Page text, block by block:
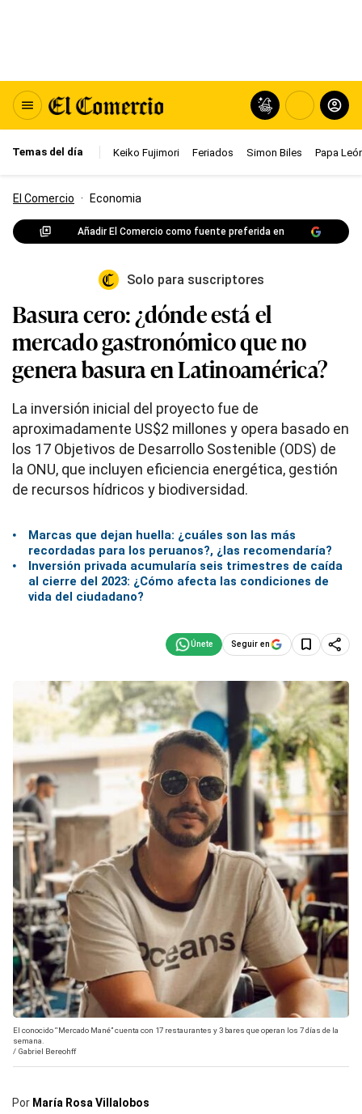
Temas del día Keiko Fujimori Feriados Simon Biles Papa
El Comercio · Economia
Añadir El Comercio como fuente preferida en
Solo para suscriptores
Basura cero: ¿dónde está el
mercado gastronómico que no
genera basura en Latinoamérica?
La inversión inicial del proyecto fue de
aproximadamente US$2 millones y opera basado en
los 17 Objetivos de Desarrollo Sostenible (ODS) de
la ONU, que incluyen eficiencia energética, gestión
de recursos hídricos y biodiversidad.
Marcas que dejan huella: ¿cuáles son las más
recordadas para los peruanos?, ¿las recomendaría?
Inversión privada acumularía seis trimestres de caída
al cierre del 2023: ¿Cómo afecta las condiciones de
vida del ciudadano?
Seguir en
El conocido “Mercado Mané” cuenta con 17 restaurantes y 3 bares que operan los 7 días de la
semana.
/ Gabriel Bereohff
Por María Rosa Villalobos